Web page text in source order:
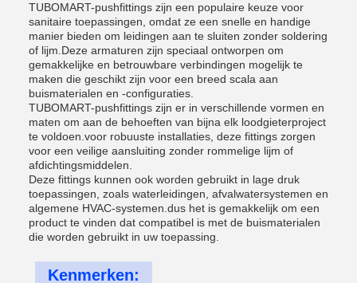
TUBOMART-pushfittings zijn een populaire keuze voor
sanitaire toepassingen, omdat ze een snelle en handige
manier bieden om leidingen aan te sluiten zonder soldering
of lijm.Deze armaturen zijn speciaal ontworpen om
gemakkelijke en betrouwbare verbindingen mogelijk te
maken die geschikt zijn voor een breed scala aan
buismaterialen en -configuraties.
TUBOMART-pushfittings zijn er in verschillende vormen en
maten om aan de behoeften van bijna elk loodgieterproject
te voldoen.voor robuuste installaties, deze fittings zorgen
voor een veilige aansluiting zonder rommelige lijm of
afdichtingsmiddelen.
Deze fittings kunnen ook worden gebruikt in lage druk
toepassingen, zoals waterleidingen, afvalwatersystemen en
algemene HVAC-systemen.dus het is gemakkelijk om een
product te vinden dat compatibel is met de buismaterialen
die worden gebruikt in uw toepassing.
Kenmerken: